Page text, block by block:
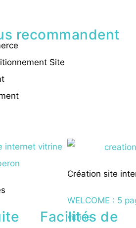
Site
Création site
WELCOME : 5
vitrine
recommandent
Facilités de